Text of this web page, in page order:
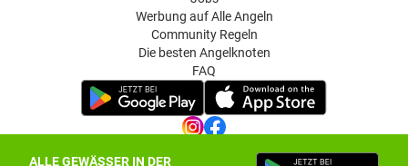
ALLE GEWÄSSER IN DER
Werbung auf Alle Angeln
Community Regeln
Die besten Angelknoten
FAQ